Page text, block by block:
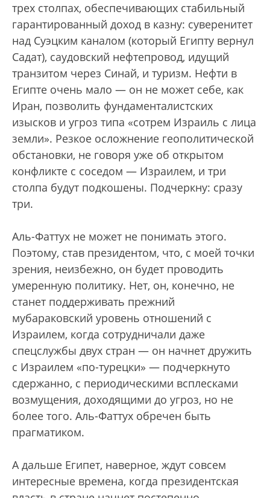
трех столпах, обеспечивающих стабильный
гарантированный доход в казну: суверенитет
над Суэцким каналом (который Египту вернул
Садат), саудовский нефтепровод, идущий
транзитом через Синай, и туризм. Нефти в
Египте очень мало — он не может себе, как
Иран, позволить фундаменталистских
изысков и угроз типа «сотрем Израиль с лица
земли». Резкое осложнение геополитической
обстановки, не говоря уже об открытом
конфликте с соседом — Израилем, и три
столпа будут подкошены. Подчеркну: сразу
три.
Аль-Фаттух не может не понимать этого.
Поэтому, став президентом, что, с моей точки
зрения, неизбежно, он будет проводить
умеренную политику. Нет, он, конечно, не
станет поддерживать прежний
мубараковский уровень отношений с
Израилем, когда сотрудничали даже
спецслужбы двух стран — он начнет дружить
с Израилем «по-турецки» — подчеркнуто
сдержанно, с периодическими всплесками
возмущения, доходящими до угроз, но не
более того. Аль-Фаттух обречен быть
прагматиком.
А дальше Египет, наверное, ждут совсем
интересные времена, когда президентская